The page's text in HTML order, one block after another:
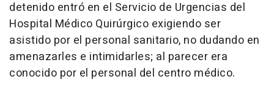
detenido entró en el Servicio de Urgencias del
Hospital Médico Quirúrgico exigiendo ser
asistido por el personal sanitario, no dudando en
amenazarles e intimidarles; al parecer era
conocido por el personal del centro médico.